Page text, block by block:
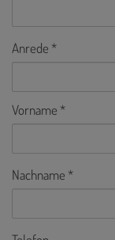
Anrede
Vorname
Nachname